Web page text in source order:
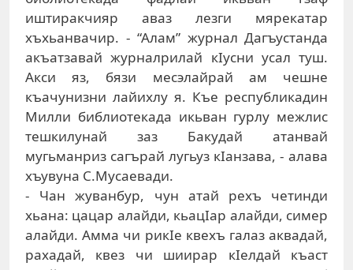
иштиракчияр аваз лезги мярекатар
хъхьанвачир. - “Алам” журнал Дагъустанда
акъатзавай журналрилай кIусни усал туш.
Акси яз, бязи месэлайрай ам чешне
къачунизни лайихлу я. Къе республикадин
Милли библиотекада икьван гурлу межлис
тешкилунай заз Бакудай атанвай
мугьманриз сагърай лугьуз кIанзава, - алава
хъувуна С.Мусаевади.
- Чан жуванбур, чун атай рехъ четинди
хьана: цацар алайди, кьацIар алайди, симер
алайди. Амма чи рикIе квехъ галаз аквадай,
рахадай, квез чи шиирар кIелдай къаст